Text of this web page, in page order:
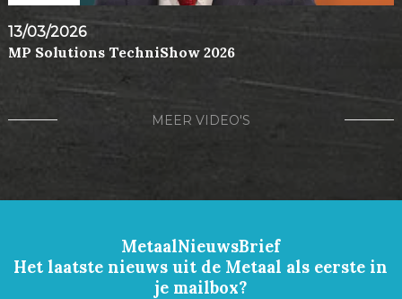
13/03/2026
MP Solutions TechniShow 2026
MEER VIDEO'S
MetaalNieuwsBrief
Het laatste nieuws uit de Metaal als eerste in
je mailbox?